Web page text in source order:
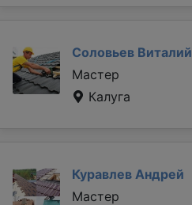
Соловьев Виталий
Мастер
Калуга
Куравлев Андрей
Мастер